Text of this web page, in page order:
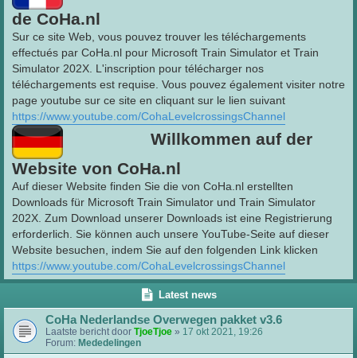
de CoHa.nl
Sur ce site Web, vous pouvez trouver les téléchargements
effectués par CoHa.nl pour Microsoft Train Simulator et Train
Simulator 202X. L'inscription pour télécharger nos
téléchargements est requise. Vous pouvez également visiter notre
page youtube sur ce site en cliquant sur le lien suivant
https://www.youtube.com/CohaLevelcrossingsChannel
Willkommen auf der
Website von CoHa.nl
Auf dieser Website finden Sie die von CoHa.nl erstellten
Downloads für Microsoft Train Simulator und Train Simulator
202X. Zum Download unserer Downloads ist eine Registrierung
erforderlich. Sie können auch unsere YouTube-Seite auf dieser
Website besuchen, indem Sie auf den folgenden Link klicken
https://www.youtube.com/CohaLevelcrossingsChannel
Latest news
CoHa Nederlandse Overwegen pakket v3.6
Laatste bericht door TjoeTjoe » 17 okt 2021, 19:26
Forum: Mededelingen